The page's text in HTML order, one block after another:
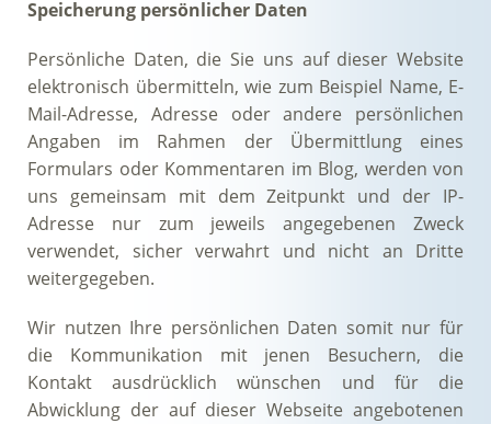
Speicherung persönlicher Daten
Persönliche Daten, die Sie uns auf dieser Website
elektronisch übermitteln, wie zum Beispiel Name, E-
Mail-Adresse, Adresse oder andere persönlichen
Angaben im Rahmen der Übermittlung eines
Formulars oder Kommentaren im Blog, werden von
uns gemeinsam mit dem Zeitpunkt und der IP-
Adresse nur zum jeweils angegebenen Zweck
verwendet, sicher verwahrt und nicht an Dritte
weitergegeben.
Wir nutzen Ihre persönlichen Daten somit nur für
die Kommunikation mit jenen Besuchern, die
Kontakt ausdrücklich wünschen und für die
Abwicklung der auf dieser Webseite angebotenen